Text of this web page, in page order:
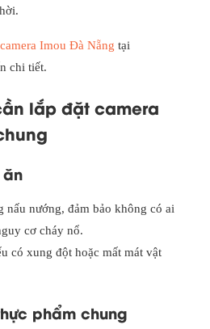
camera Imou Đà Nẵng tại
chi tiết.
lắp đặt camera
nấu nướng, đảm bảo không có ai
cơ cháy nổ.
có xung đột hoặc mất mát vật
phẩm chung